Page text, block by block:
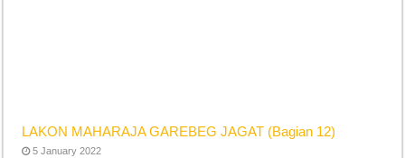
LAKON MAHARAJA GAREBEG JAGAT (Bagian 12)
5 January 2022